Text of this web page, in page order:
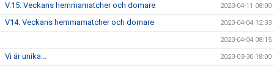
V.15: Veckans hemmamatcher och domare 2023-04-11 08:00
V14: Veckans hemmamatcher och domare 2023-04-04 12:33
2023-04-04 08:15
Vi är unika... 2023-03-30 18:00